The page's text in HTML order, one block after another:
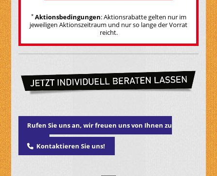
* Aktionsbedingungen: Aktionsrabatte gelten nur im
jeweiligen Aktionszeitraum und nur so lange der Vorrat
reicht.
Rufen Sie uns an, wir freuen uns von Ihnen zu
Kontaktieren Sie uns!